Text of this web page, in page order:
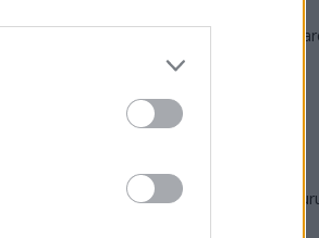
Acțiunea
PDF (Lazarus)
PUSL (D. Voiculescu)
PNȚCD (Pavelescu)
Partidul Patrioților